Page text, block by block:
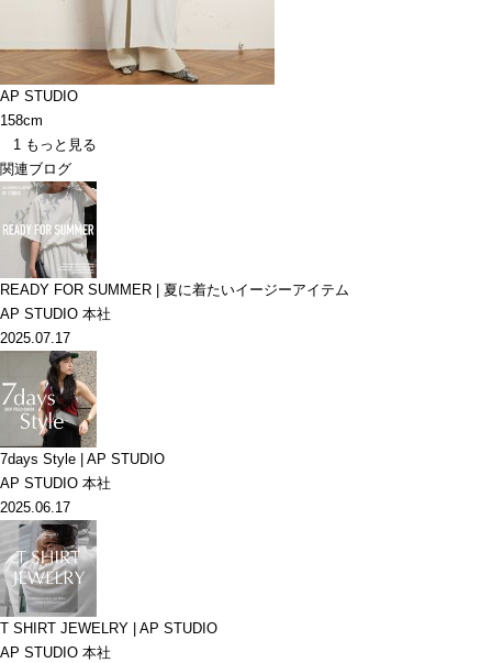
AP STUDIO
158cm
1 もっと見る
関連ブログ
READY FOR SUMMER | 夏に着たいイージーアイテム
AP STUDIO 本社
2025.07.17
7days Style | AP STUDIO
AP STUDIO 本社
2025.06.17
T SHIRT JEWELRY | AP STUDIO
AP STUDIO 本社